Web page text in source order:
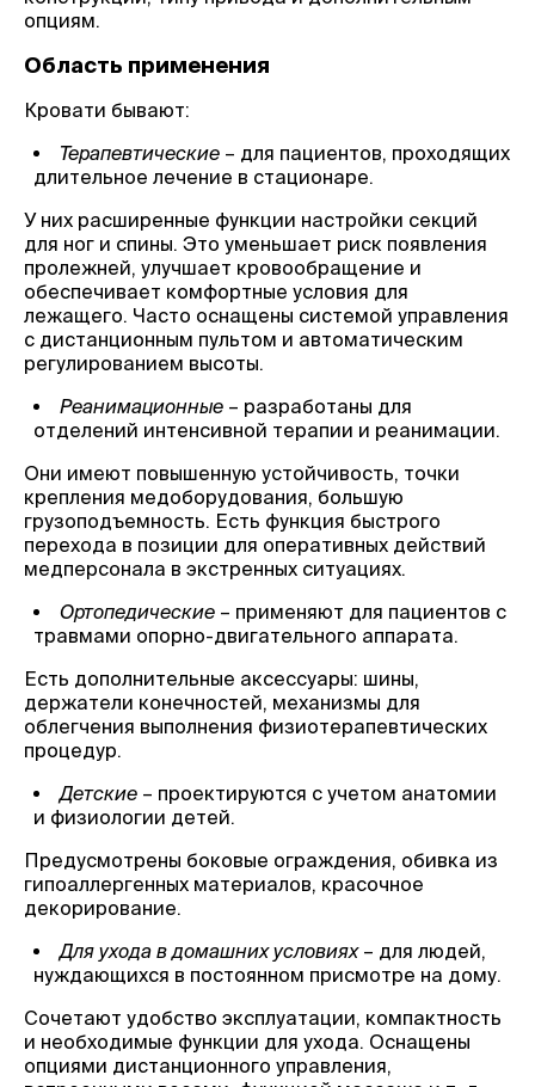
опциям.
Область применения
Кровати бывают:
Терапевтические – для пациентов, проходящих
длительное лечение в стационаре.
У них расширенные функции настройки секций
для ног и спины. Это уменьшает риск появления
пролежней, улучшает кровообращение и
обеспечивает комфортные условия для
лежащего. Часто оснащены системой управления
с дистанционным пультом и автоматическим
регулированием высоты.
Реанимационные – разработаны для
отделений интенсивной терапии и реанимации.
Они имеют повышенную устойчивость, точки
крепления медоборудования, большую
грузоподъемность. Есть функция быстрого
перехода в позиции для оперативных действий
медперсонала в экстренных ситуациях.
Ортопедические – применяют для пациентов с
травмами опорно-двигательного аппарата.
Есть дополнительные аксессуары: шины,
держатели конечностей, механизмы для
облегчения выполнения физиотерапевтических
процедур.
Детские – проектируются с учетом анатомии
и физиологии детей.
Предусмотрены боковые ограждения, обивка из
гипоаллергенных материалов, красочное
декорирование.
Для ухода в домашних условиях– для людей,
нуждающихся в постоянном присмотре на дому.
Сочетают удобство эксплуатации, компактность
и необходимые функции для ухода. Оснащены
опциями дистанционного управления,